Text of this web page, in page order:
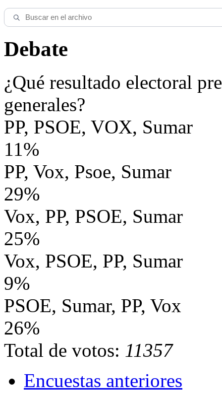
Debate
¿Qué resultado electoral
generales?
PP, PSOE, VOX, Sumar
11%
PP, Vox, Psoe, Sumar
29%
Vox, PP, PSOE, Sumar
25%
Vox, PSOE, PP, Sumar
9%
PSOE, Sumar, PP, Vox
26%
Total de votos: 11357
Encuestas anteriores